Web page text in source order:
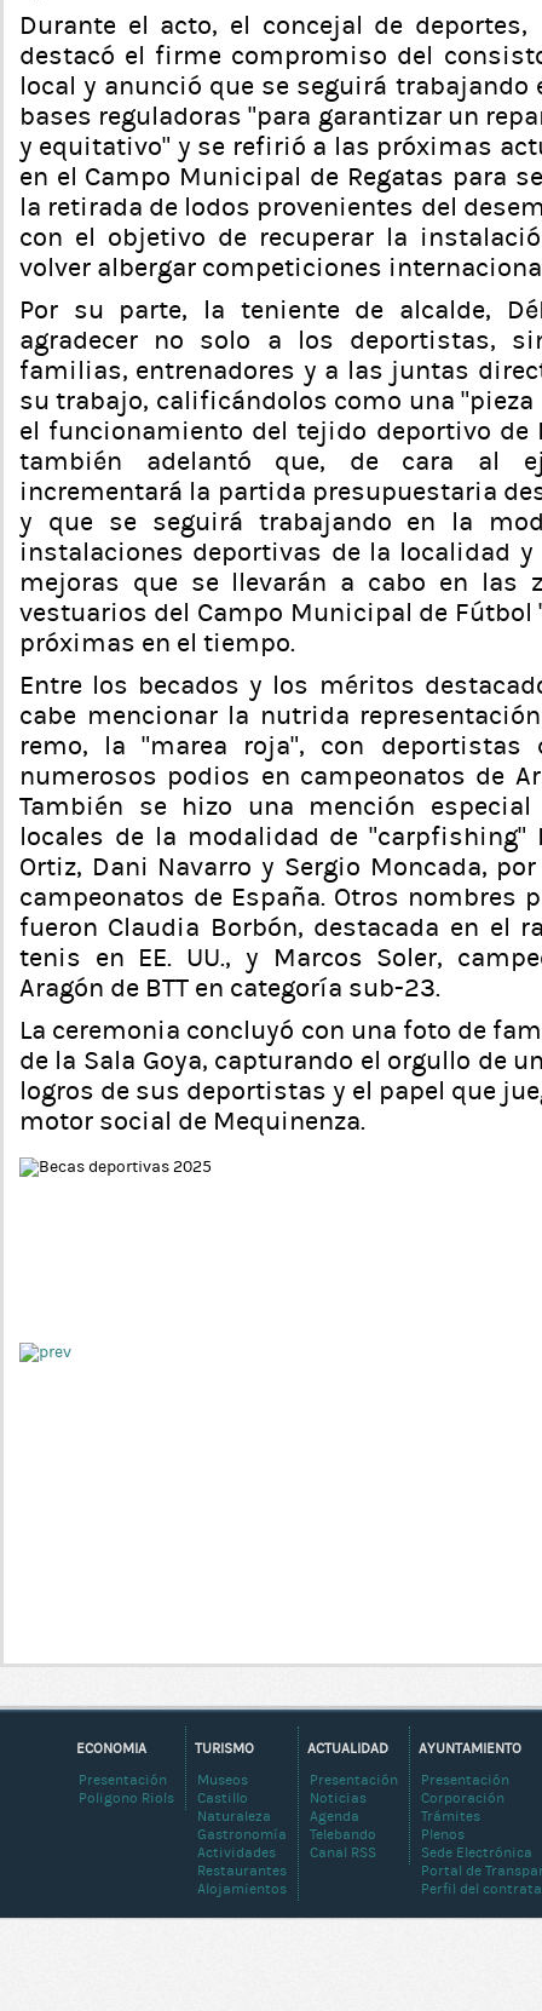
Durante el acto, el concejal de deportes,
destacó el firme compromiso del
local y anunció que se seguirá trabajando
bases reguladoras “para garantizar un
y equitativo” y se refirió a las próximas
en el Campo Municipal de Regatas para
la retirada de lodos provenientes del
con el objetivo de recuperar la
volver albergar competiciones
Por su parte, la teniente de alcalde,
agradecer no solo a los deportistas,
familias, entrenadores y a las juntas
su trabajo, calificándolos como una
el funcionamiento del tejido deportivo de
también adelantó que, de cara al
incrementará la partida presupuestaria
y que se seguirá trabajando en la
instalaciones deportivas de la localidad y
mejoras que se llevarán a cabo en las
vestuarios del Campo Municipal de Fútbol
próximas en el tiempo.
Entre los becados y los méritos
cabe mencionar la nutrida
remo, la "marea roja", con deportistas
numerosos podios en campeonatos de
También se hizo una mención
locales de la modalidad de “carpfishing”
Ortiz, Dani Navarro y Sergio Moncada,
campeonatos de España. Otros nombres
fueron Claudia Borbón, destacada en el
tenis en EE. UU., y Marcos Soler,
Aragón de BTT en categoría sub-23.
La ceremonia concluyó con una foto de
de la Sala Goya, capturando el orgullo de
logros de sus deportistas y el papel que
motor social de Mequinenza.
AYUNTAMIENTO
Presentación
Corporación
Trámites
Plenos
Sede Electrónica
Portal de
Perfil del
ACTUALIDAD
Presentación
Noticias
Agenda
Telebando
Canal RSS
TURISMO
Museos
Castillo
Naturaleza
Gastronomía
Actividades
Restaurantes
Alojamientos
ECONOMIA
Presentación
Poligono Riols